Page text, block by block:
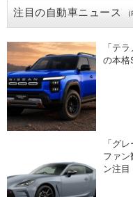
注目の自動車ニュース
「テ
の本格
「グ
ファン
ン注目